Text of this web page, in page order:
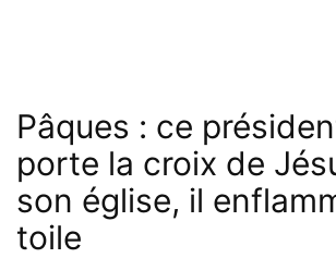
Pâques : ce
porte la croix de
son église, il
toile